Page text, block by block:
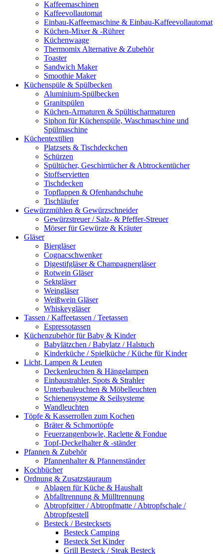
Kaffeemaschinen
Kaffeevollautomat
Einbau-Kaffeemaschine & Einbau-Kaffeevollautomat
Küchen-Mixer & -Rührer
Küchenwaage
Thermomix Alternative & Zubehör
Toaster
Sandwich Maker
Smoothie Maker
Küchenspüle & Spülbecken
Aluminium-Spülbecken
Granitspülen
Küchen-Armaturen & Spültischarmaturen
Siphon für Küchenspüle, Waschmaschine und
Spülmaschine
Küchentextilien
Platzsets & Tischdeckchen
Schürzen
Spültücher, Geschirrtücher & Abtrockentücher
Stoffservietten
Tischdecken
Topflappen & Ofenhandschuhe
Tischläufer
Gewürzmühlen & Gewürzschneider
Gewürzstreuer / Salz- & Pfeffer-Streuer
Mörser für Gewürze & Kräuter
Gläser
Biergläser
Cognacschwenker
Digestifgläser & Champagnergläser
Rotwein Gläser
Sektgläser
Weingläser
Weißwein Gläser
Whiskeygläser
Tassen / Kaffeetassen / Teetassen
Espressotassen
Küchenzubehör für Baby & Kinder
Babylätzchen / Babylatz / Halstuch
Kinderküche / Spielküche / Küche für Kinder
Licht, Lampen & Leuten
Deckenleuchten & Hängelampen
Einbaustrahler, Spots & Strahler
Unterbauleuchten & Möbelleuchten
Schienensysteme & Seilsysteme
Wandleuchten
Töpfe & Kasserrollen zum Kochen
Bräter & Schmortöpfe
Feuerzangenbowle, Raclette & Fondue
Topf-Deckelhalter & -ständer
Pfannen & Zubehör
Pfannenhalter & Pfannenständer
Kochbücher
Ordnung & Zusatzstauraum
Ablagen für Küche & Haushalt
Abfalltrennung & Mülltrennung
Abtropfgitter / Abtropfmatte / Abtropfschale /
Abtropfgestell
Besteck / Bestecksets
Besteck Camping
Besteck Set Kinder
Grill Besteck / Steak Besteck